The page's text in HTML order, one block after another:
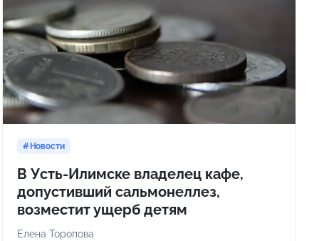
Новости
В Усть-Илимске владелец кафе,
допустивший сальмонеллез,
возместит ущерб детям
Елена Торопова